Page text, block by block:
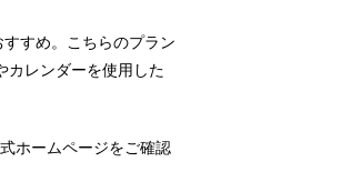
すすめ。こちらのプラン
カレンダーを使用した
ホームページをご確認